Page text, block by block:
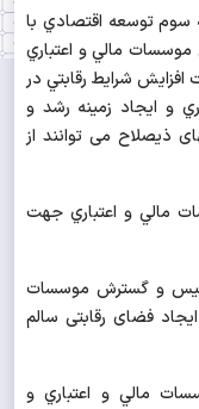
برنامه سوم توسعه اقتصادي با
موسسات مالي و اعتباري
شرايط رقابتي در
و ايجاد زمينه رشد و
ذیصلاح می توانند از
مالي و اعتباري جهت
و گسترش موسسات
فضای رقابتی سالم
مالي و اعتباري و